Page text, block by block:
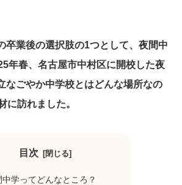
卒業後の選択肢の1つとして、夜間中
年春、名古屋市中村区に開校した夜
なごやか中学校とはどんな場所なの
に訪れました。
目次
中学ってどんなところ？